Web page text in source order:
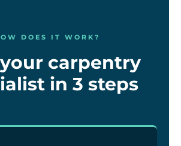
DOES IT WORK?
carpentry
in 3 steps